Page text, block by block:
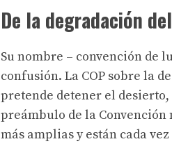
De la degradación
Su nombre – convención de
confusión. La COP sobre la
pretende detener el desierto,
preámbulo de la
más amplias y están cada